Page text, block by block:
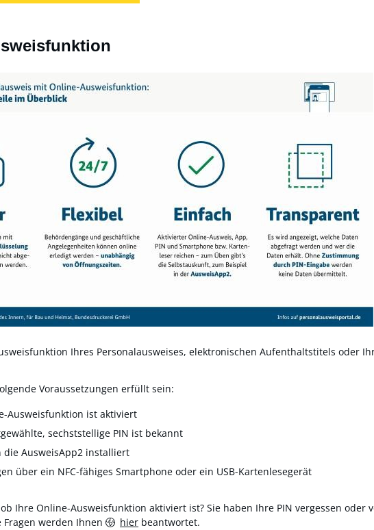
Ihres Personalausweises, elektronischen Aufenthaltstitels oder
Voraussetzungen erfüllt sein:
Ausweisfunktion ist aktiviert
sechststellige PIN ist bekannt
die AusweisApp2 installiert
über ein NFC-fähiges Smartphone oder ein USB-Kartenlesegerät
Ihre Online-Ausweisfunktion aktiviert ist? Sie haben Ihre PIN vergessen
Fragen werden Ihnen
hier beantwortet.